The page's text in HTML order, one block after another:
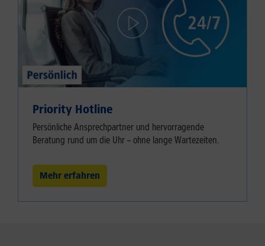
Priority Hotline
Persönliche Ansprechpartner und hervorragende
Beratung rund um die Uhr – ohne lange Wartezeiten.
Mehr erfahren